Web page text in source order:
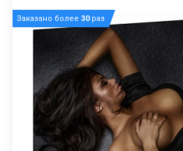
Заказано более 30раз